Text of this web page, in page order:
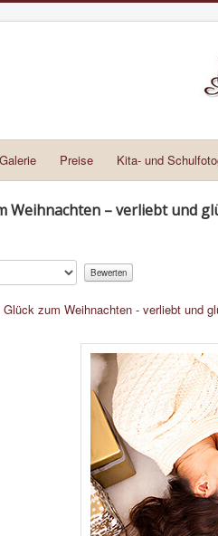
Galerie Preise Kita- und
Weihnachten – verliebt und
Glück zum Weihnachten - verliebt und